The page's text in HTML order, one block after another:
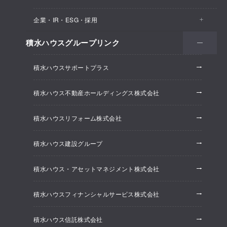
保育所・教育支援施設
オフィス・事務所
建築実例
オフィス系開発事業
ホテル系開発事業
大規模開発事業
賃貸マンション開発事業
企業・IR・ESG・採用
会社情報
株主・投資家情報
ESG経営
研究開発
採用情報
ニュースリリース
積水ハウスグループリンク
積水ハウスサポートプラス
積水ハウス不動産ホールディングス株式会社
積水ハウスリフォーム株式会社
積水ハウス建設グループ
積水ハウス・アセットマネジメント株式会社
積水ハウスフィナンシャルサービス株式会社
積水ハウス信託株式会社